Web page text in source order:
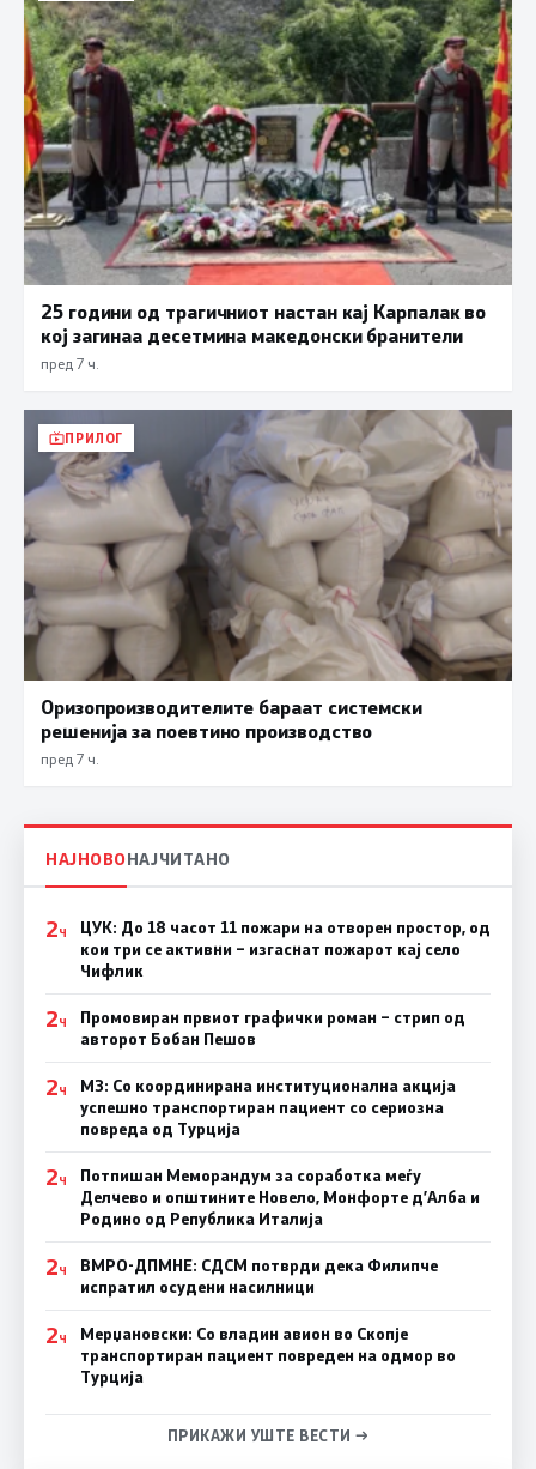
25 години од трагичниот настан кај Карпалак во
кој загинаа десетмина македонски бранители
пред 7 ч.
ПРИЛОГ
Оризопроизводителите бараат системски
решенија за поевтино производство
пред 7 ч.
НАЈНОВОНАЈЧИТАНО
2Ч
ЦУК: До 18 часот 11 пожари на отворен простор, од
кои три се активни – изгаснат пожарот кај село
Чифлик
2Ч
Промовиран првиот графички роман – стрип од
авторот Бобан Пешов
2Ч
МЗ: Со координирана институционална акција
успешно транспортиран пациент со сериозна
повреда од Турција
2Ч
Потпишан Меморандум за соработка меѓу
Делчево и општините Новело, Монфорте д’Алба и
Родино од Република Италија
2Ч
ВМРО-ДПМНЕ: СДСM потврди дека Филипче
испратил осудени насилници
2Ч
Мерџановски: Со владин авион во Скопје
транспортиран пациент повреден на одмор во
Турција
ПРИКАЖИ УШТЕ ВЕСТИ →